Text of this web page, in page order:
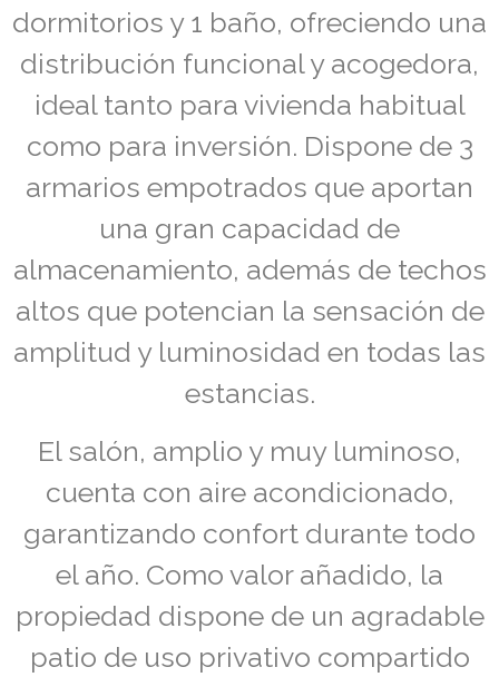
dormitorios y 1 baño, ofreciendo una
distribución funcional y acogedora,
ideal tanto para vivienda habitual
como para inversión. Dispone de 3
armarios empotrados que aportan
una gran capacidad de
almacenamiento, además de techos
altos que potencian la sensación de
amplitud y luminosidad en todas las
estancias.
El salón, amplio y muy luminoso,
cuenta con aire acondicionado,
garantizando confort durante todo
el año. Como valor añadido, la
propiedad dispone de un agradable
patio de uso privativo compartido